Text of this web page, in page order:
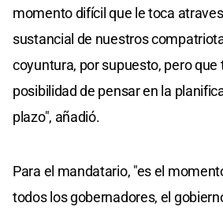
momento difícil que le toca
sustancial de nuestros
coyuntura, por supuesto, pero
posibilidad de pensar en la
plazo", añadió.
Para el mandatario, "es el
todos los gobernadores, el